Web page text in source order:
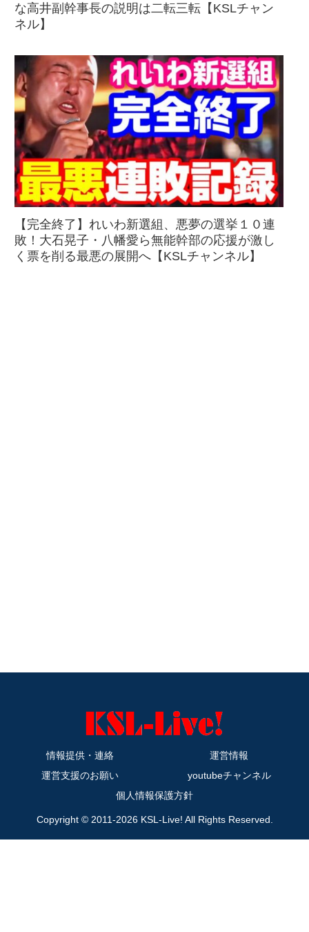
な高井副幹事長の説明は二転三転【KSLチャン
ネル】
【完全終了】れいわ新選組、悪夢の選挙１０連
敗！大石晃子・八幡愛ら無能幹部の応援が激し
く票を削る最悪の展開へ【KSLチャンネル】
情報提供・連絡
運営情報
運営支援のお願い
youtubeチャンネル
個人情報保護方針
Copyright © 2011-2026 KSL-Live! All Rights Reserved.